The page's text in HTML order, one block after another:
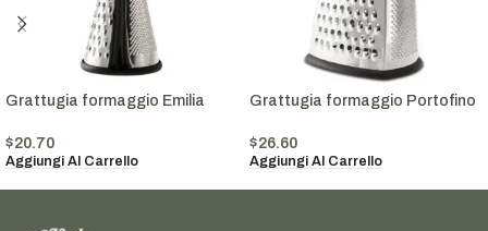
Grattugia formaggio Emilia
$20.70
Aggiungi Al Carrello
Grattugia formaggio Portofino
$26.60
Aggiungi Al Carrello